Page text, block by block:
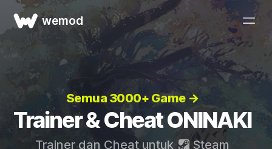
wemod
Semua 3000+ Game →
Trainer & Cheat ONINAKI
Trainer dan Cheat untuk Steam